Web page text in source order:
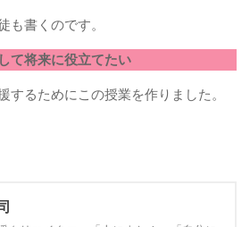
も書くのです。
て将来に役立てたい
するためにこの授業を作りました。